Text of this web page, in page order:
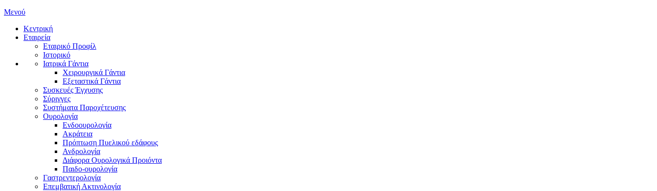
Μενού
Κεντρική
Εταιρεία
Εταιρικό Προφίλ
Ιστορικό
Ιατρικά Γάντια
Χειρουργικά Γάντια
Εξεταστικά Γάντια
Συσκευές Έγχυσης
Σύριγγες
Συστήματα Παροχέτευσης
Ουρολογία
Ενδοουρολογία
Ακράτεια
Πρόπτωση Πυελικού εδάφους
Ανδρολογία
Διάφορα Ουρολογικά Προιόντα
Παιδο-ουρολογία
Γαστρεντερολογία
Επεμβατική Ακτινολογία